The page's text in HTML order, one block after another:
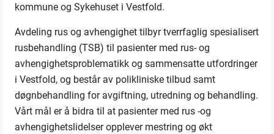
kommune og Sykehuset i Vestfold.
Avdeling rus og avhengighet tilbyr tverrfaglig spesialisert
rusbehandling (TSB) til pasienter med rus- og
avhengighetsproblematikk og sammensatte utfordringer
i Vestfold, og består av polikliniske tilbud samt
døgnbehandling for avgiftning, utredning og behandling.
Vårt mål er å bidra til at pasienter med rus -og
avhengighetslidelser opplever mestring og økt